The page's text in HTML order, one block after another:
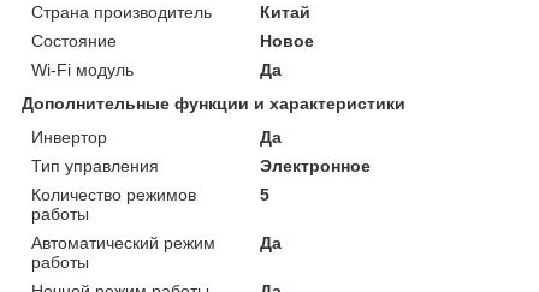
Страна производитель
Китай
Состояние
Новое
Wi-Fi модуль
Да
Дополнительные функции и характеристики
Инвертор
Да
Тип управления
Электронное
Количество режимов
работы
5
Автоматический режим
работы
Да